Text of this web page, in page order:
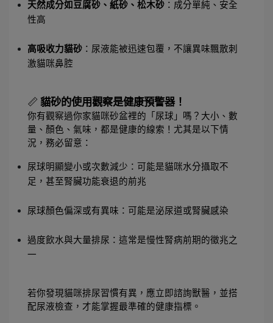
天然成分如豆腐砂、紙砂、松木砂 ：成分單純、安全
性高
高吸收力貓砂 ：尿液能被迅速包覆，不讓異味飄散刺
激貓咪鼻腔
📏 貓砂的使用觀察是健康預警器！
你有觀察過你家貓咪砂盆裡的「尿球」嗎？大小、數
量、顏色、氣味，都是健康的線索！尤其是以下情
況，務必留意：
尿球明顯變小或次數減少：可能是貓咪水分攝取不
足，甚至腎臟功能衰退的前兆
尿球顏色偏深或有異味：可能是泌尿道或腎臟感染
過度飲水與大量排尿：這常是慢性腎病前期的徵兆之
一
若你發現貓咪排尿習慣有異，應立即諮詢獸醫，並搭
配尿液檢查，才能掌握最準確的健康指標。